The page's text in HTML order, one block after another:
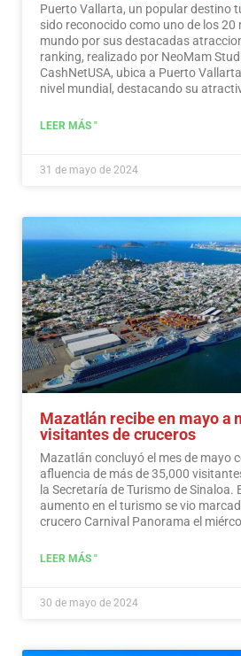
Puerto Vallarta, un popular destino
sido reconocido como uno de los 20
mundo por sus destacadas
ranking, realizado por NeoMam
CashNetUSA, ubica a Puerto
nivel mundial, destacando su
LEER MÁS "
31 de mayo de 2024
Mazatlán recibe en mayo a
visitantes de cruceros
Mazatlán concluyó el mes de mayo
afluencia de más de 35,000
la Secretaría de Turismo de
aumento en el turismo se vio
crucero Carnival Panorama el
LEER MÁS "
30 de mayo de 2024